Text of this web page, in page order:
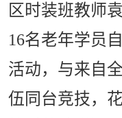
区时装班教师
16名老年学员
活动，与来自
伍同台竞技，